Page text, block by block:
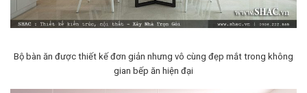
Bộ bàn ăn được thiết kế đơn giản nhưng vô cùng đẹp mắt trong không
gian bếp ăn hiện đại